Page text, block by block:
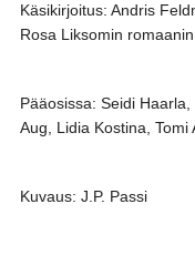
Käsikirjoitus: Andris
Rosa Liksomin
Pääosissa: Seidi
Aug, Lidia Kostina, Tomi
Kuvaus: J.P. Passi